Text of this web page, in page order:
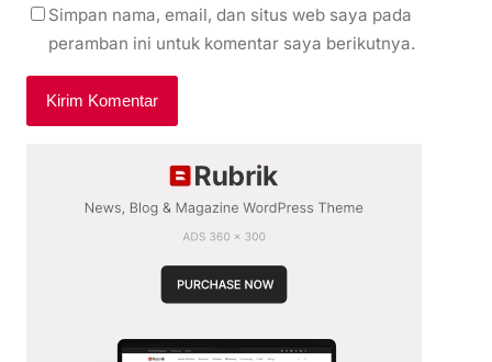
Simpan nama, email, dan situs web saya pada
peramban ini untuk komentar saya berikutnya.